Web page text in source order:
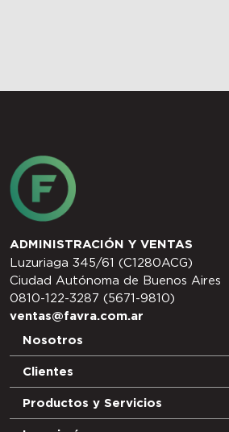
ADMINISTRACIÓN Y VENTAS
Luzuriaga 345/61 (C1280ACG)
Ciudad Autónoma de Buenos Aires
0810-122-3287 (5671-9810)
ventas@favra.com.ar
Nosotros
Clientes
Productos y Servicios